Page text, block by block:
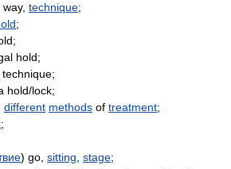
technique;
;
hold;
technique;
hold/lock;
different methods of treatment;
;
) go, sitting stage;